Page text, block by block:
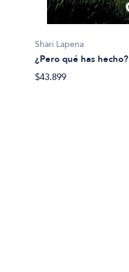
Shari Lapena
¿Pero qué has hecho?
$43.899